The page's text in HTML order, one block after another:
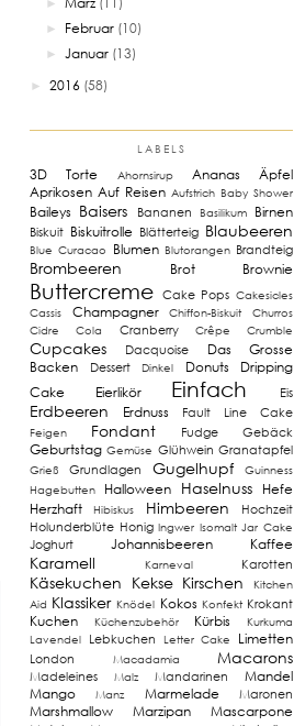
►
► Februar (10)
►Januar (13)
► 2016 (58)
LABELS
3D Torte Ahornsirup Ananas
Äpfel
Aprikosen Auf Reisen Aufstrich Baby Shower
Baileys Baisers Bananen Basilikum Birnen
Biskuit Biskuitrolle Blätterteig Blaubeeren
Blue Curacao Blumen Blutorangen Brandteig
Brombeeren Brot Brownie
Buttercreme Cake Pops Cakesicles
Cassis
Champagner Chiffon-Biskuit
Churros
Cidre
Cola Cranberry Crêpe Crumble
Cupcakes Dacquoise
Das Grosse
Backen
Dessert Dinkel Donuts
Dripping
Cake
Eierlikör Einfach Eis
Erdbeeren Erdnuss Fault Line Cake
Feigen Fondant Fudge Gebäck
Geburtstag Gemüse Glühwein Granatapfel
Grieß Grundlagen Gugelhupf
Guinness
Hagebutten
Halloween Haselnuss
Hefe
Herzhaft
Hibiskus Himbeeren
Hochzeit
Holunderblüte Honig Ingwer Isomalt Jar Cake
Joghurt Johannisbeeren Kaffee
Karamell Karneval Karotten
Käsekuchen Kekse Kirschen
Kitchen
Aid Klassiker Knödel Kokos Konfekt Krokant
Kuchen Küchenzubehör Kürbis
Kurkuma
Lavendel
Lebkuchen Letter Cake Limetten
London Macadamia Macarons
Madeleines Malz Mandarinen
Mandel
Mango
Manz Marmelade Maronen
Marshmallow Marzipan Mascarpone